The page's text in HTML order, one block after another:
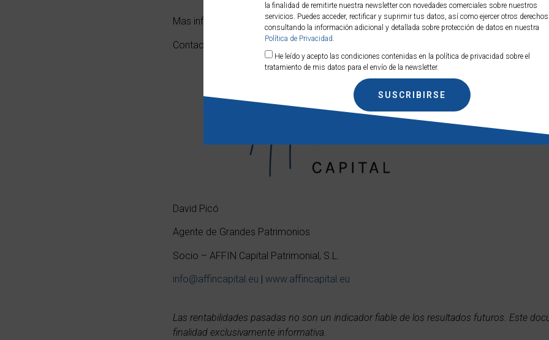
Mas información en: www.affincapital.eu/gestión-patrimonial
Contacta con Affin Capital: www.affincapital.eu/contact
David Picó
Agente de Grandes Patrimonios
Socio – AFFIN Capital Patrimonial, S.L.
info@affincapital.eu | www.affincapital.eu
Las rentabilidades pasadas no son un indicador fiable de los resultados futuros. Este
finalidad exclusivamente informativa.
la finalidad de remitirte nuestra newsletter con novedades comerciales sobre nuestros
servicios. Puedes acceder, rectificar y suprimir tus datos, así como ejercer otros derechos
consultando la información adicional y detallada sobre protección de datos en nuestra
Política de Privacidad.
He leído y acepto las condiciones contenidas en la política de privacidad sobre el
tratamiento de mis datos para el envío de la newsletter.
SUSCRIBIRSE